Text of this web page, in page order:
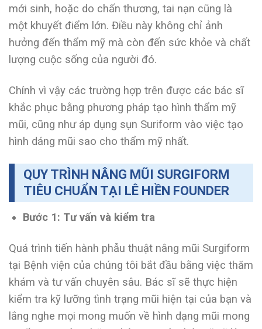
mới sinh, hoặc do chấn thương, tai nạn cũng là
một khuyết điểm lớn. Điều này không chỉ ảnh
hưởng đến thẩm mỹ mà còn đến sức khỏe và chất
lượng cuộc sống của người đó.
Chính vì vậy các trường hợp trên được các bác sĩ
khắc phục bằng phương pháp tạo hình thẩm mỹ
mũi, cũng như áp dụng sụn Suriform vào việc tạo
hình dáng mũi sao cho thẩm mỹ nhất.
QUY TRÌNH NÂNG MŨI SURGIFORM
TIÊU CHUẨN TẠI LÊ HIỀN FOUNDER
Bước 1: Tư vấn và kiểm tra
Quá trình tiến hành phẫu thuật nâng mũi Surgiform
tại Bệnh viện của chúng tôi bắt đầu bằng việc thăm
khám và tư vấn chuyên sâu. Bác sĩ sẽ thực hiện
kiểm tra kỹ lưỡng tình trạng mũi hiện tại của bạn và
lắng nghe mọi mong muốn về hình dạng mũi mong